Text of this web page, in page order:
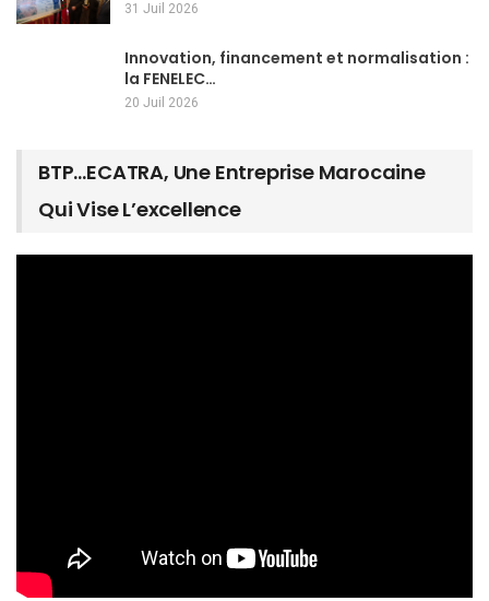
31 Juil 2026
Innovation, financement et normalisation :
la FENELEC…
20 Juil 2026
BTP…ECATRA, Une Entreprise Marocaine
Qui Vise L’excellence